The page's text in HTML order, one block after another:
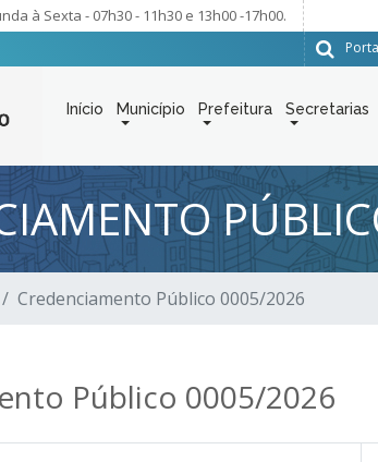
à Sexta - 07h30 - 11h30 e 13h00 -17h00.
Início Município Prefeitura Secretarias
Credenciamento Público 0005/2026
Público 0005/2026